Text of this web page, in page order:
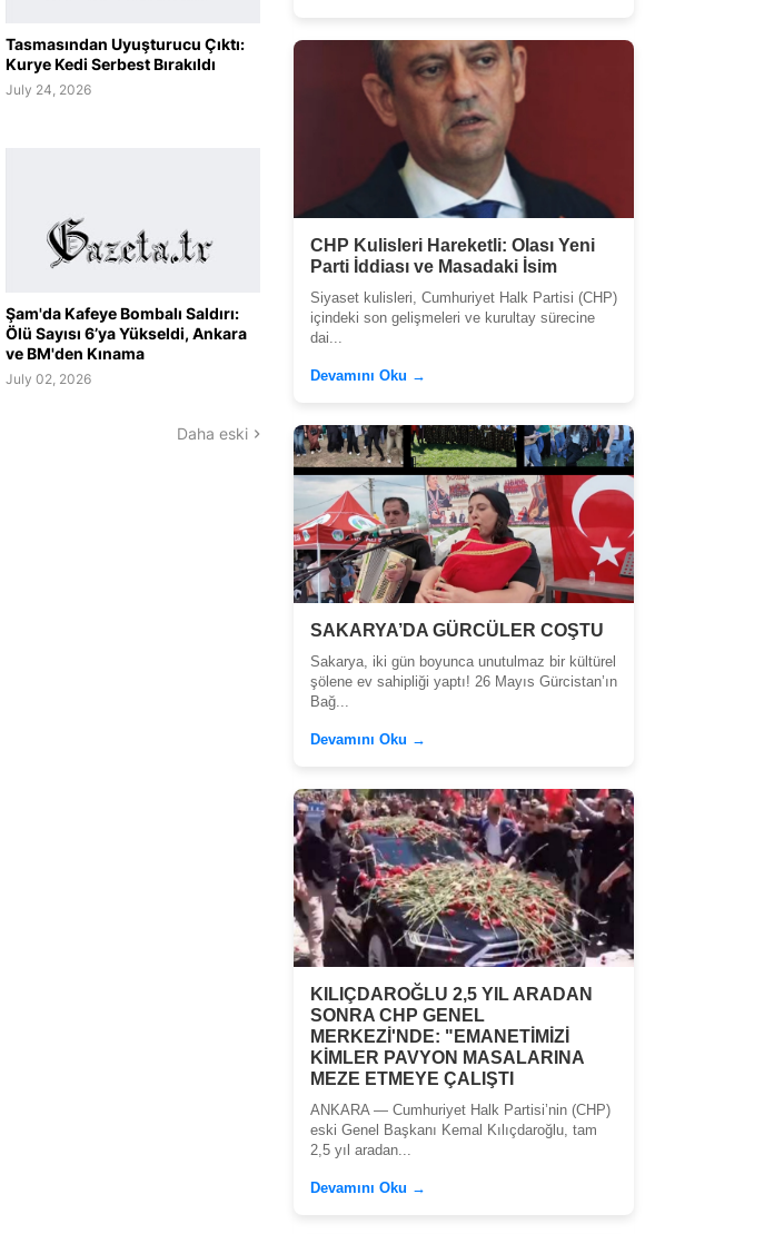
Tasmasından Uyuşturucu Çıktı:
Kurye Kedi Serbest Bırakıldı
July 24, 2026
Şam'da Kafeye Bombalı Saldırı:
Ölü Sayısı 6’ya Yükseldi, Ankara
ve BM'den Kınama
July 02, 2026
Daha eski
CHP Kulisleri Hareketli: Olası Yeni
Parti İddiası ve Masadaki İsim
Siyaset kulisleri, Cumhuriyet Halk Partisi (CHP)
içindeki son gelişmeleri ve kurultay sürecine
dai...
Devamını Oku →
SAKARYA’DA GÜRCÜLER COŞTU
Sakarya, iki gün boyunca unutulmaz bir kültürel
şölene ev sahipliği yaptı! 26 Mayıs Gürcistan’ın
Bağ...
Devamını Oku →
KILIÇDAROĞLU 2,5 YIL ARADAN
SONRA CHP GENEL
MERKEZİ'NDE: "EMANETİMİZİ
KİMLER PAVYON MASALARINA
MEZE ETMEYE ÇALIŞTI
ANKARA — Cumhuriyet Halk Partisi’nin (CHP)
eski Genel Başkanı Kemal Kılıçdaroğlu, tam
2,5 yıl aradan...
Devamını Oku →